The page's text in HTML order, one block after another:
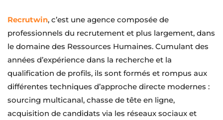
Recrutwin, c’est une agence composée de
professionnels du recrutement et plus largement, dans
le domaine des Ressources Humaines. Cumulant des
années d’expérience dans la recherche et la
qualification de profils, ils sont formés et rompus aux
différentes techniques d’approche directe modernes :
sourcing multicanal, chasse de tête en ligne,
acquisition de candidats via les réseaux sociaux et